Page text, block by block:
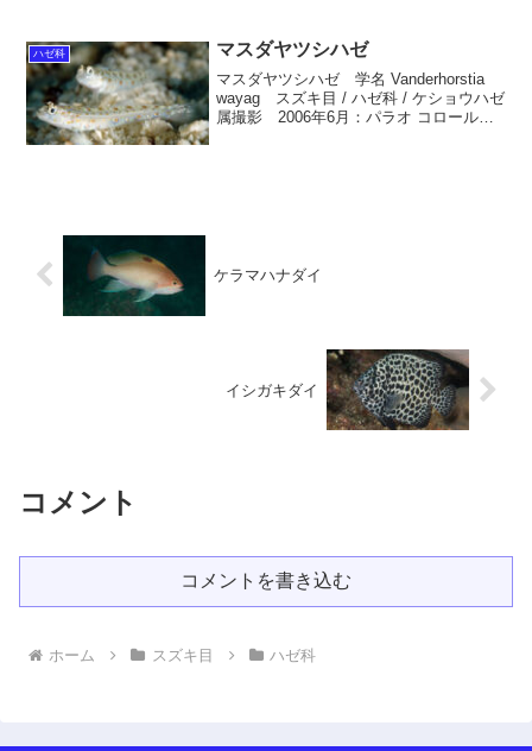
ハゼ科 マスダヤツシハゼ
マスダヤツシハゼ 学名 Vanderhorstia
wayag スズキ目 / ハゼ科 / ケショウハゼ
属撮影 2006年6月：パラオ コロール島
ケラマハナダイ
イシガキダイ
コメント
コメントを書き込む
ホーム スズキ目 ハゼ科